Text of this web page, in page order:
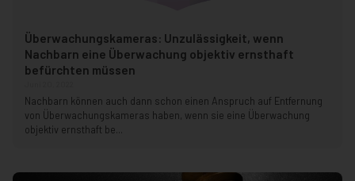
Überwachungskameras: Unzulässigkeit, wenn
Nachbarn eine Überwachung objektiv ernsthaft
befürchten müssen
Nachbarn können auch dann schon einen Anspruch auf Entfernung
von Überwachungskameras haben, wenn sie eine Überwachung
objektiv ernsthaft be...